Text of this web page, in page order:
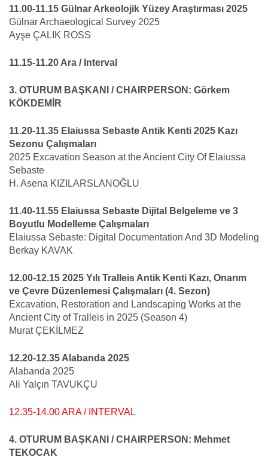
11.00-11.15 Gülnar Arkeolojik Yüzey Araştırması 2025
Gülnar Archaeological Survey 2025
Ayşe ÇALIK ROSS
11.15-11.20 Ara / Interval
3. OTURUM BAŞKANI / CHAIRPERSON: Görkem
KÖKDEMİR
11.20-11.35 Elaiussa Sebaste Antik Kenti 2025 Kazı
Sezonu Çalışmaları
2025 Excavation Season at the Ancient City Of Elaiussa
Sebaste
H. Asena KIZILARSLANOĞLU
11.40-11.55 Elaiussa Sebaste Dijital Belgeleme ve 3
Boyutlu Modelleme Çalışmaları
Elaiussa Sebaste: Digital Documentation And 3D Modeling
Berkay KAVAK
12.00-12.15 2025 Yılı Tralleis Antik Kenti Kazı, Onarım
ve Çevre Düzenlemesi Çalışmaları (4. Sezon)
Excavation, Restoration and Landscaping Works at the
Ancient City of Tralleis in 2025 (Season 4)
Murat ÇEKİLMEZ
12.20-12.35 Alabanda 2025
Alabanda 2025
Ali Yalçın TAVUKÇU
12.35-14.00 ARA / INTERVAL
4. OTURUM BAŞKANI / CHAIRPERSON: Mehmet
TEKOCAK